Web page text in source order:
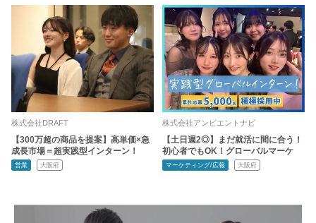
株式会社DRAFT
【300万超の商品を提案】高単価×急
成長市場＝超実践型インターン！
営業 大阪府
株式会社アンビエントナビ
【土日週2◎】まだ就活に間に合う！
初心者でもOK！グローバルマーケ
マーケティング/広報 大阪府